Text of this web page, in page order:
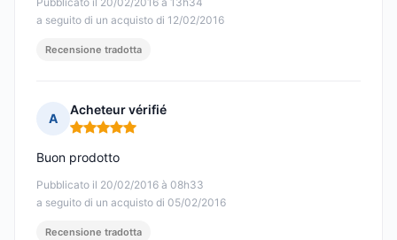
a seguito di un acquisto di 12/02/2016
Recensione tradotta
A
Acheteur vérifié
Nota: 5 su 5
Pubblicato il 20/02/2016 à 08h33
a seguito di un acquisto di 05/02/2016
Buon prodotto
Recensione tradotta